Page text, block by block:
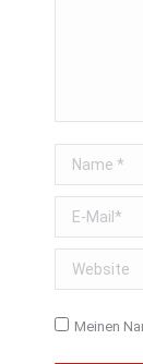
Name *
E-Mail *
Website
Meinen